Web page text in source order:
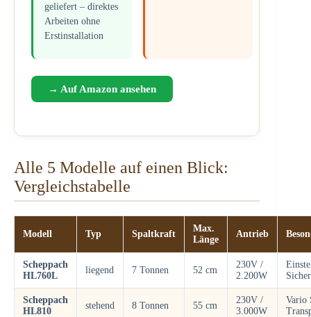
geliefert – direktes
Arbeiten ohne
Erstinstallation
→ Auf Amazon ansehen
Alle 5 Modelle auf einen Blick:
Vergleichstabelle
Modell Typ Spaltkraft
Max.
Länge
Antrieb
Scheppach
HL760L
liegend 7 Tonnen 52 cm
230V /
2.200W
Scheppach
HL810
stehend 8 Tonnen 55 cm
230V /
3.000W
Vario